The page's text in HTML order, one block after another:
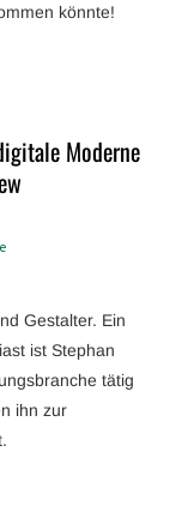
könnte!
Moderne
Gestalter. Ein
ist Stephan
tätig
ihn zur